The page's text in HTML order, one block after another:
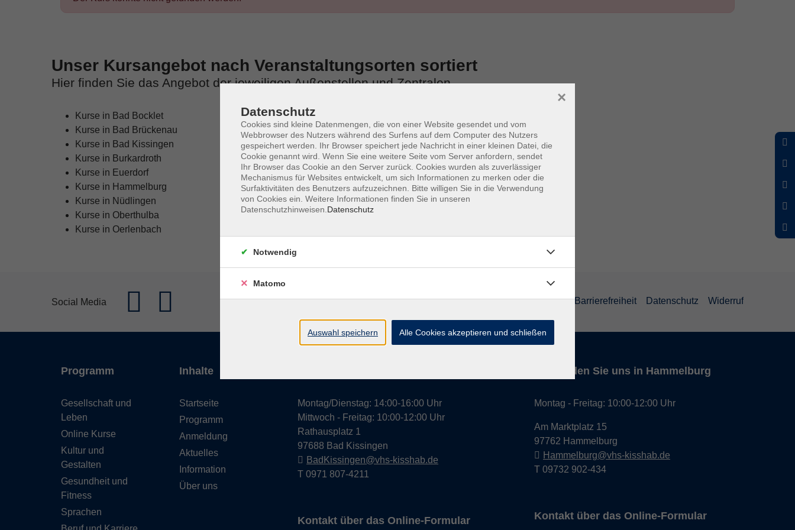
Unser Kursangebot nach Veranstaltungsorten sortiert
Hier finden Sie das Angebot der jeweiligen Außenstellen und Zentralen
Kurse in Bad Bocklet
Kurse in Bad Brückenau
Kurse in Bad Kissingen
Kurse in Burkardroth
Kurse in Euerdorf
Kurse in Hammelburg
Kurse in Nüdlingen
Kurse in Oberthulba
Kurse in Oerlenbach
Social Media Widerrufsrecht Impressum AGB Barrierefreiheit Datenschutz Widerruf
Programm
Gesellschaft und
Leben
Online Kurse
Kultur und
Gestalten
Gesundheit und
Fitness
Sprachen
Inhalte
Startseite
Programm
Anmeldung
Aktuelles
Information
Über uns
Montag/Dienstag: 14:00-16:00 Uhr
Mittwoch - Freitag: 10:00-12:00 Uhr
Rathausplatz 1
97688 Bad Kissingen
BadKissingen@vhs-kisshab.de
T 0971 807-4211
Kontakt über das Online-Formular
Hier finden Sie uns in Hammelburg
Montag - Freitag: 10:00-12:00 Uhr
Am Marktplatz 15
97762 Hammelburg
Hammelburg@vhs-kisshab.de
T 09732 902-434
Kontakt über das Online-Formular
Datenschutz
Cookies sind kleine Datenmengen, die von einer Website gesendet und vom
Webbrowser des Nutzers während des Surfens auf dem Computer des Nutzers
gespeichert werden. Ihr Browser speichert jede Nachricht in einer kleinen Datei, die
Cookie genannt wird. Wenn Sie eine weitere Seite vom Server anfordern, sendet
Ihr Browser das Cookie an den Server zurück. Cookies wurden als zuverlässiger
Mechanismus für Websites entwickelt, um sich Informationen zu merken oder die
Surfaktivitäten des Benutzers aufzuzeichnen. Bitte willigen Sie in die Verwendung
von Cookies ein. Weitere Informationen finden Sie in unseren
Datenschutzhinweisen. Datenschutz
×
Notwendig
Matomo
Auswahl speichern Alle Cookies akzeptieren und schließen